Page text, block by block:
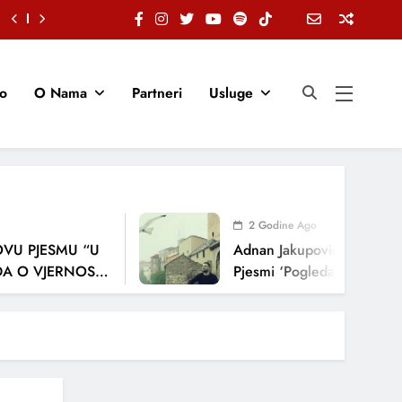
O Nama Partneri Usluge
“U
VJERNOSTI,
2 Godine Ago
Adnan Jakupović Donosi
Pjesmi ‘Pogledaj Me’